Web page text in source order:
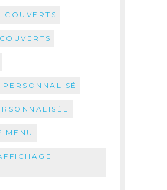
COUVERTS
MENU